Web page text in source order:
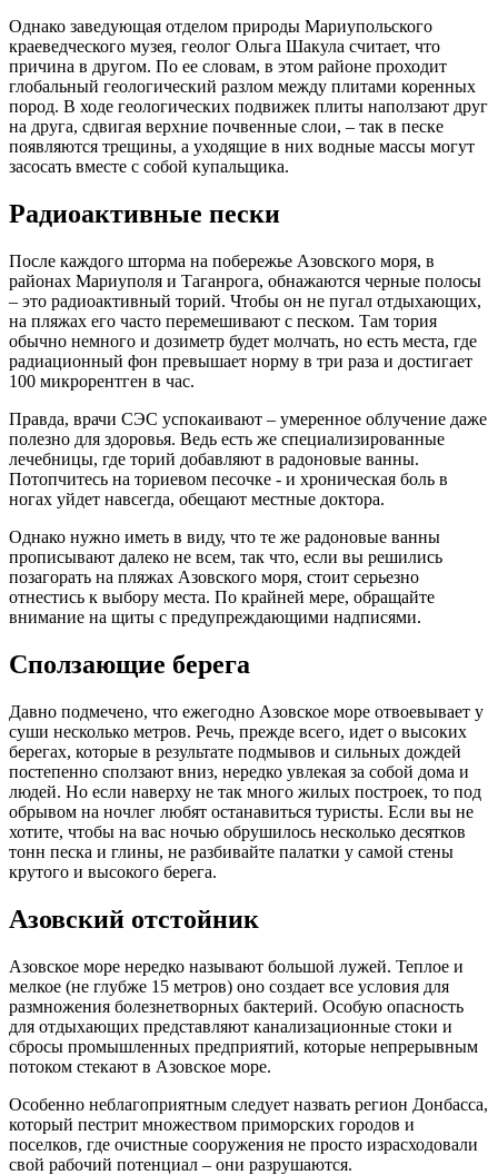
Однако заведующая отделом природы Мариупольского
краеведческого музея, геолог Ольга Шакула считает, что
причина в другом. По ее словам, в этом районе проходит
глобальный геологический разлом между плитами коренных
пород. В ходе геологических подвижек плиты наползают друг
на друга, сдвигая верхние почвенные слои, – так в песке
появляются трещины, а уходящие в них водные массы могут
засосать вместе с собой купальщика.
Радиоактивные пески
После каждого шторма на побережье Азовского моря, в
районах Мариуполя и Таганрога, обнажаются черные полосы
– это радиоактивный торий. Чтобы он не пугал отдыхающих,
на пляжах его часто перемешивают с песком. Там тория
обычно немного и дозиметр будет молчать, но есть места, где
радиационный фон превышает норму в три раза и достигает
100 микрорентген в час.
Правда, врачи СЭС успокаивают – умеренное облучение даже
полезно для здоровья. Ведь есть же специализированные
лечебницы, где торий добавляют в радоновые ванны.
Потопчитесь на ториевом песочке - и хроническая боль в
ногах уйдет навсегда, обещают местные доктора.
Однако нужно иметь в виду, что те же радоновые ванны
прописывают далеко не всем, так что, если вы решились
позагорать на пляжах Азовского моря, стоит серьезно
отнестись к выбору места. По крайней мере, обращайте
внимание на щиты с предупреждающими надписями.
Сползающие берега
Давно подмечено, что ежегодно Азовское море отвоевывает у
суши несколько метров. Речь, прежде всего, идет о высоких
берегах, которые в результате подмывов и сильных дождей
постепенно сползают вниз, нередко увлекая за собой дома и
людей. Но если наверху не так много жилых построек, то под
обрывом на ночлег любят останавиться туристы. Если вы не
хотите, чтобы на вас ночью обрушилось несколько десятков
тонн песка и глины, не разбивайте палатки у самой стены
крутого и высокого берега.
Азовский отстойник
Азовское море нередко называют большой лужей. Теплое и
мелкое (не глубже 15 метров) оно создает все условия для
размножения болезнетворных бактерий. Особую опасность
для отдыхающих представляют канализационные стоки и
сбросы промышленных предприятий, которые непрерывным
потоком стекают в Азовское море.
Особенно неблагоприятным следует назвать регион Донбасса,
который пестрит множеством приморских городов и
поселков, где очистные сооружения не просто израсходовали
свой рабочий потенциал – они разрушаются.